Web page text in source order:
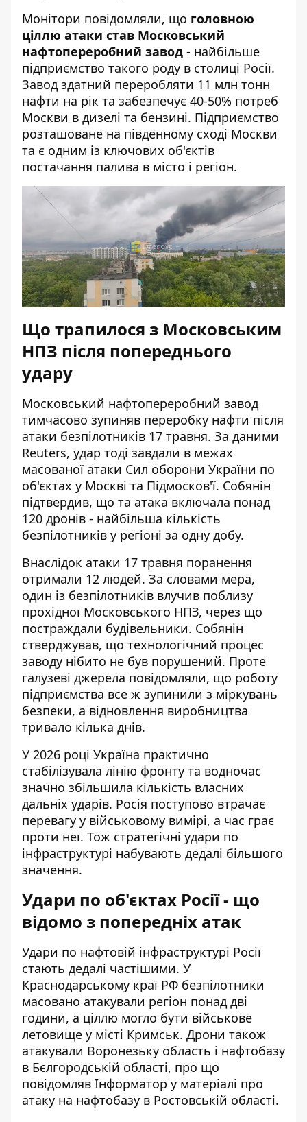
Монітори повідомляли, що головною
ціллю атаки став Московський
нафтопереробний завод - найбільше
підприємство такого роду в столиці Росії.
Завод здатний переробляти 11 млн тонн
нафти на рік та забезпечує 40-50% потреб
Москви в дизелі та бензині. Підприємство
розташоване на південному сході Москви
та є одним із ключових об'єктів
постачання палива в місто і регіон.
Що трапилося з Московським
НПЗ після попереднього
удару
Московський нафтопереробний завод
тимчасово зупиняв переробку нафти після
атаки безпілотників 17 травня. За даними
Reuters, удар тоді завдали в межах
масованої атаки Сил оборони України по
об'єктах у Москві та Підмосков'ї. Собянін
підтвердив, що та атака включала понад
120 дронів - найбільша кількість
безпілотників у регіоні за одну добу.
Внаслідок атаки 17 травня поранення
отримали 12 людей. За словами мера,
один із безпілотників влучив поблизу
прохідної Московського НПЗ, через що
постраждали будівельники. Собянін
стверджував, що технологічний процес
заводу нібито не був порушений. Проте
галузеві джерела повідомляли, що роботу
підприємства все ж зупинили з міркувань
безпеки, а відновлення виробництва
тривало кілька днів.
У 2026 році Україна практично
стабілізувала лінію фронту та водночас
значно збільшила кількість власних
дальніх ударів. Росія поступово втрачає
перевагу у військовому вимірі, а час грає
проти неї. Тож стратегічні удари по
інфраструктурі набувають дедалі більшого
значення.
Удари по об'єктах Росії - що
відомо з попередніх атак
Удари по нафтовій інфраструктурі Росії
стають дедалі частішими. У
Краснодарському краї РФ безпілотники
масовано атакували регіон понад дві
години, а ціллю могло бути військове
летовище у місті Кримськ. Дрони також
атакували Воронезьку область і нафтобазу
в Бєлгородській області, про що
повідомляв Інформатор у матеріалі про
атаку на нафтобазу в Ростовській області.